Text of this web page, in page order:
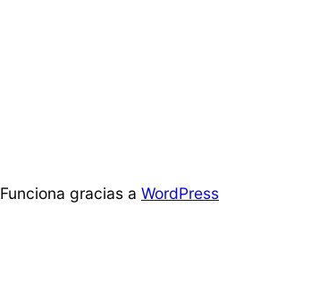
Funciona gracias a WordPress